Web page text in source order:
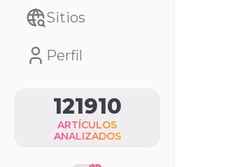
Sitios
Perfil
121910
ARTÍCULOS
ANALIZADOS